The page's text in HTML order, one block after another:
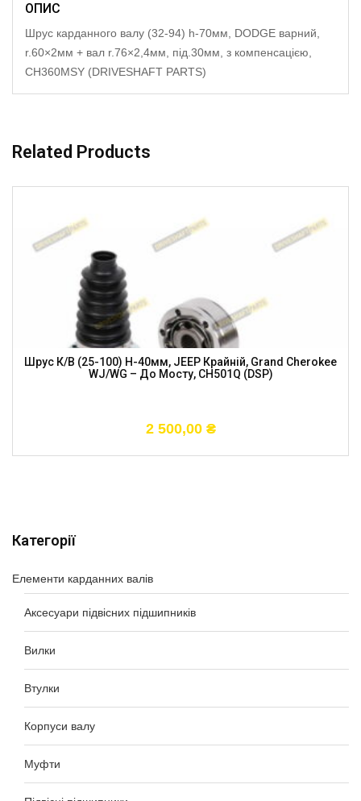
Категорії
Елементи карданних валів
Аксесуари підвісних підшипників
Вилки
Втулки
Корпуси валу
Муфти
ОПИС
Шрус карданного валу (32-94) h-70мм, DODGE варний,
r.60×2мм + вал r.76×2,4мм, під.30мм, з компенсацією,
CH360MSY (DRIVESHAFT PARTS)
Related Products
Шрус К/в (25-100) H-40мм, JEEP Крайній, Grand Cherokee
WJ/WG – До Мосту, CH501Q (DSP)
2 500,00 ₴